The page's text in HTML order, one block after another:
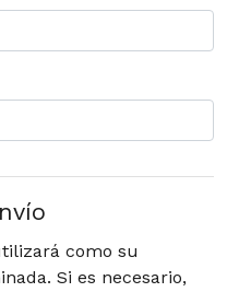
como su
Si es necesario,